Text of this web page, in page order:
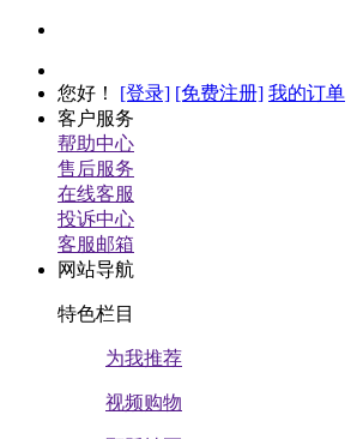
您好 ！ [登录] [免费注册] 我的订单
客户服务
帮助中心
售后服务
在线客服
投诉中心
客服邮箱
网站导航
特色栏目
为我推荐
视频购物